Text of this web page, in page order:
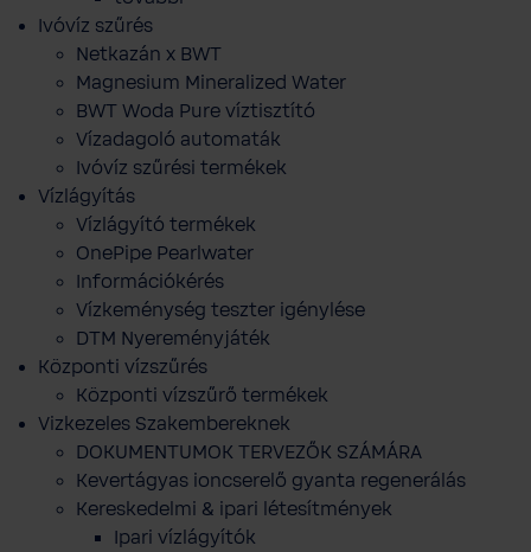
Ivóvíz szűrés
Netkazán x BWT
Magnesium Mineralized Water
BWT Woda Pure víztisztító
Vízadagoló automaták
Ivóvíz szűrési termékek
Vízlágyítás
Vízlágyító termékek
OnePipe Pearlwater
Információkérés
Vízkeménység teszter igénylése
DTM Nyereményjáték
Központi vízszűrés
Központi vízszűrő termékek
Vizkezeles Szakembereknek
DOKUMENTUMOK TERVEZŐK SZÁMÁRA
Kevertágyas ioncserelő gyanta regenerálás
Kereskedelmi & ipari létesítmények
Ipari vízlágyítók